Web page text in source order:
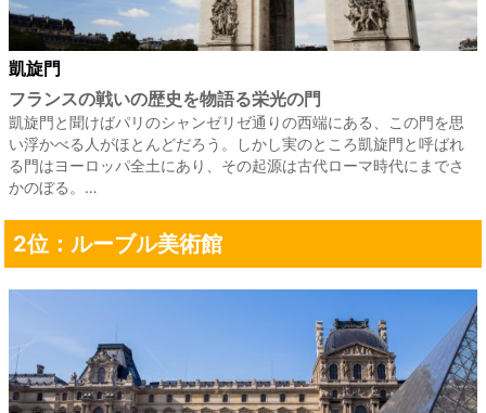
凱旋門
フランスの戦いの歴史を物語る栄光の門
凱旋門と聞けばパリのシャンゼリゼ通りの西端にある、この門を思
い浮かべる人がほとんどだろう。しかし実のところ凱旋門と呼ばれ
る門はヨーロッパ全土にあり、その起源は古代ローマ時代にまでさ
かのぼる。…
2位：ルーブル美術館